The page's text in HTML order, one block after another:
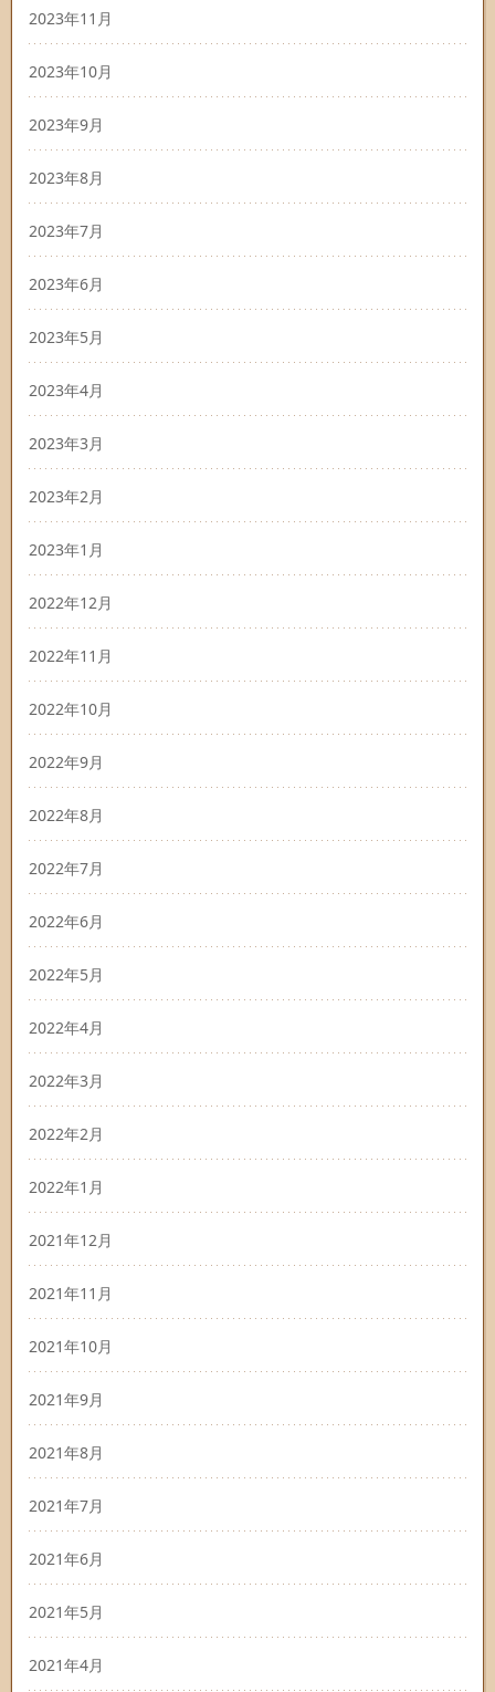
2023年11月
2023年10月
2023年9月
2023年8月
2023年7月
2023年6月
2023年5月
2023年4月
2023年3月
2023年2月
2023年1月
2022年12月
2022年11月
2022年10月
2022年9月
2022年8月
2022年7月
2022年6月
2022年5月
2022年4月
2022年3月
2022年2月
2022年1月
2021年12月
2021年11月
2021年10月
2021年9月
2021年8月
2021年7月
2021年6月
2021年5月
2021年4月